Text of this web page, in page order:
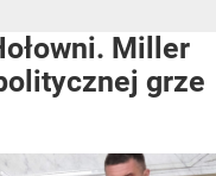
Miller
grze